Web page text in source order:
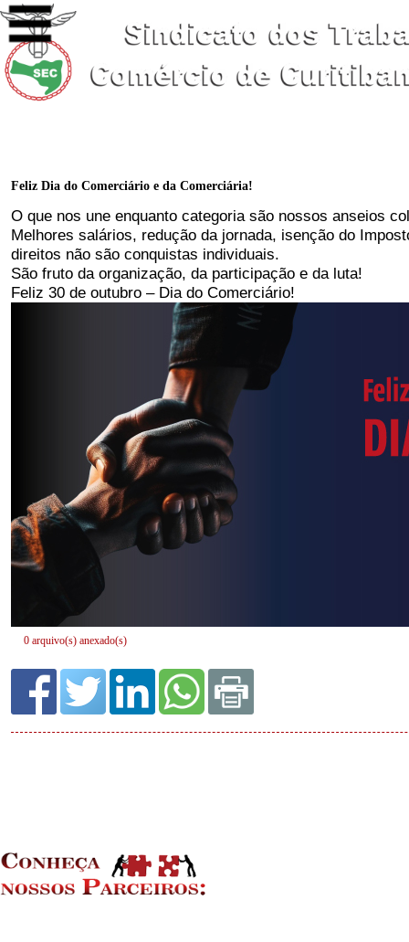
Feliz Dia do Comerciário e da Comerciária!
0 arquivo(s) anexado(s)